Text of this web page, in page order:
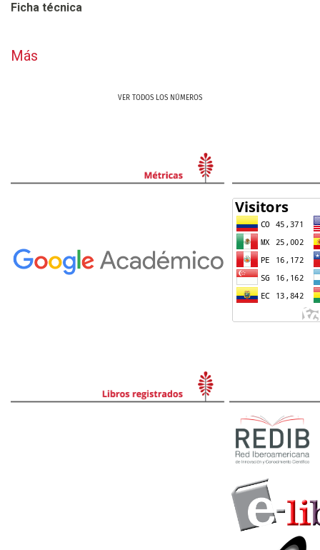
Ficha técnica
Más
VER TODOS LOS NÚMEROS